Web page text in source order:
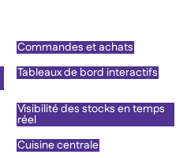
Commandes et achats
Tableaux de bord interactifs
Visibilité des stocks en temps
réel
Cuisine centrale